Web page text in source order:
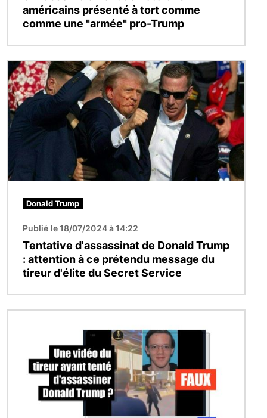
américains présenté à tort comme
comme une "armée" pro-Trump
Image
Donald Trump
Publié le 18/07/2024 à 14:22
Tentative d'assassinat de Donald Trump
: attention à ce prétendu message du
tireur d'élite du Secret Service